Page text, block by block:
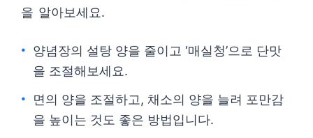
을 알아보세요.
양념장의 설탕 양을 줄이고 ‘매실청’으로 단맛
을 조절해보세요.
면의 양을 조절하고, 채소의 양을 늘려 포만감
을 높이는 것도 좋은 방법입니다.